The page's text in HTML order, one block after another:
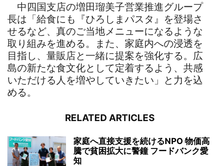
中四国支店の増田瑠美子営業推進グループ
長は「給食にも『ひろしまパスタ』を登場さ
せるなど、真のご当地メニューになるような
取り組みを進める。また、家庭内への浸透を
目指し、量販店と一緒に提案を強化する。広
島の新たな食文化として定着するよう、共感
いただける人を増やしていきたい」と力を込
める。
RELATED ARTICLES
家庭へ直接支援を続けるNPO 物価高
騰で貧困拡大に警鐘 フードバンク愛
知